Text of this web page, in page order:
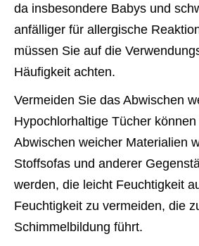
da insbesondere Babys und
anfälliger für allergische
müssen Sie auf die
Häufigkeit achten.
Vermeiden Sie das Abwischen
Hypochlorhaltige Tücher
Abwischen weicher Materialien
Stoffsofas und anderer
werden, die leicht Feuchtigkeit
Feuchtigkeit zu vermeiden, die
Schimmelbildung führt.